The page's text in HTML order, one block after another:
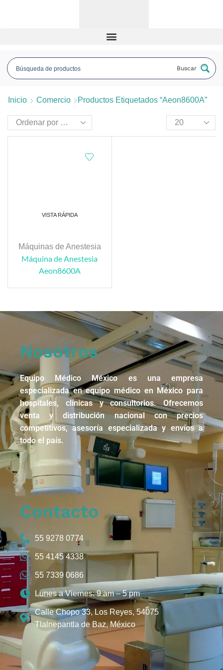
Buscar
Inicio Comercio Productos Etiquetados “Aeon8600A”
VISTA RÁPIDA
Máquinas de Anestesia
Máquina de Anestesia
Aeon8600A
Nosotros
Equipo Médico México es una empresa
especializada en equipo médico en México para
hospitales, clínicas y consultorios. Ofrecemos
venta y distribución nacional con precios
competitivos, asesoría especializada y envíos a
todo el país.
Contacto
55 9278 0774
55 4145 4338
55 7339 0686
Lunes a Viernes: 9 am – 5 pm
Calle Chopo 33, Los Reyes, 54075
Tlalnepantla de Baz, México